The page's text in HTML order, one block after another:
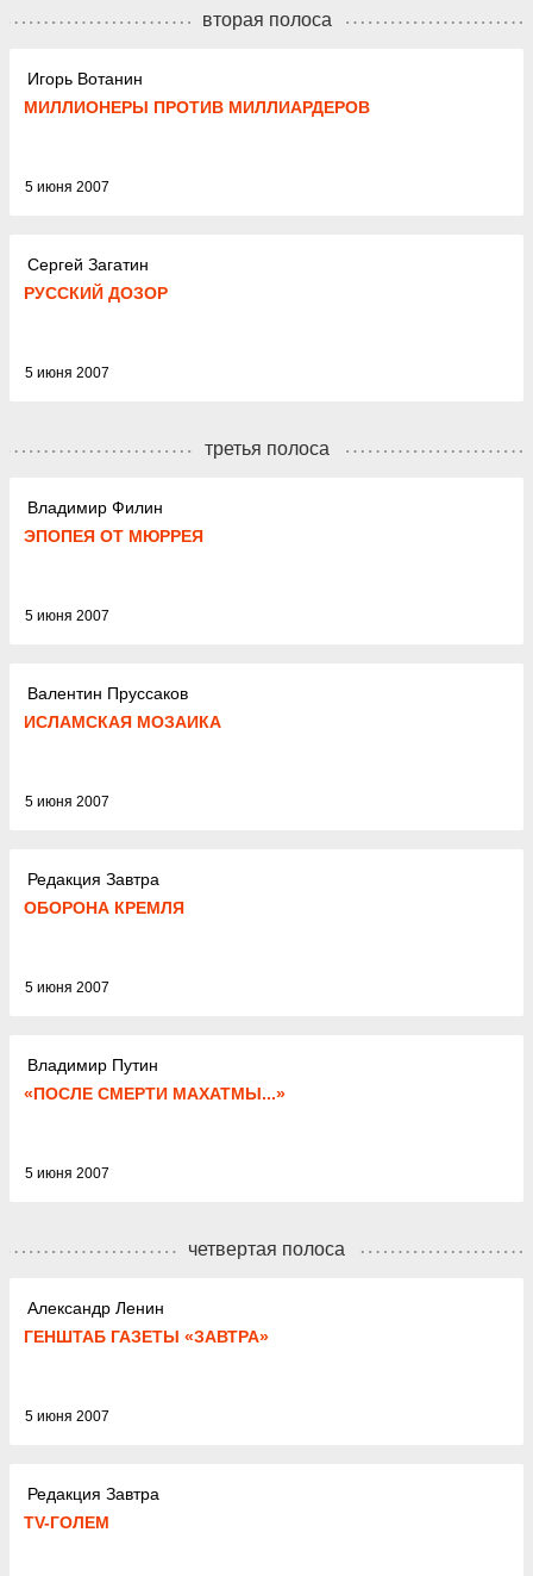
вторая полоса
Игорь Вотанин
МИЛЛИОНЕРЫ ПРОТИВ МИЛЛИАРДЕРОВ
5 июня 2007
Сергей Загатин
РУССКИЙ ДОЗОР
5 июня 2007
третья полоса
Владимир Филин
ЭПОПЕЯ ОТ МЮРРЕЯ
5 июня 2007
Валентин Пруссаков
ИСЛАМСКАЯ МОЗАИКА
5 июня 2007
Редакция Завтра
ОБОРОНА КРЕМЛЯ
5 июня 2007
Владимир Путин
«ПОСЛЕ СМЕРТИ МАХАТМЫ...»
5 июня 2007
четвертая полоса
Александр Ленин
ГЕНШТАБ ГАЗЕТЫ «ЗАВТРА»
5 июня 2007
Редакция Завтра
TV-ГОЛЕМ